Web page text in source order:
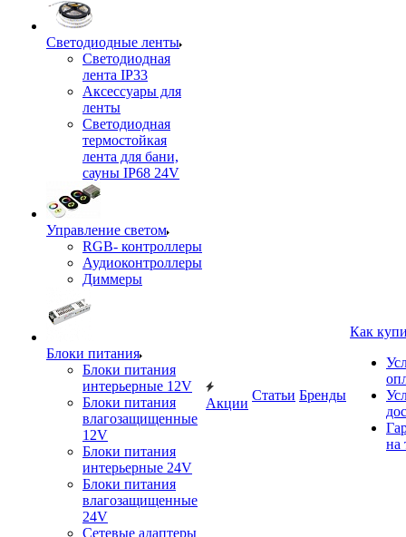
Светодиодные ленты
Светодиодная
лента IP33
Аксессуары для
ленты
Светодиодная
термостойкая
лента для бани,
сауны IP68 24V
Управление светом
RGB- контроллеры
Аудиоконтроллеры
Диммеры
Блоки питания
Блоки питания
интерьерные 12V
Блоки питания
влагозащищенные
12V
Блоки питания
интерьерные 24V
Блоки питания
влагозащищенные
24V
Сетевые адаптеры
Акции
Статьи Бренды
Как
на